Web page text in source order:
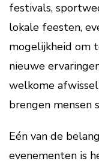
festivals,
lokale feesten,
mogelijkheid om
nieuwe
welkome
brengen mensen
Eén van de
evenementen is